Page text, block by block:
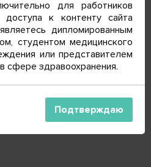
для работников
доступа к контенту сайта
дипломированным
студентом медицинского
или представителем
сфере здравоохранения.
Подтверждаю